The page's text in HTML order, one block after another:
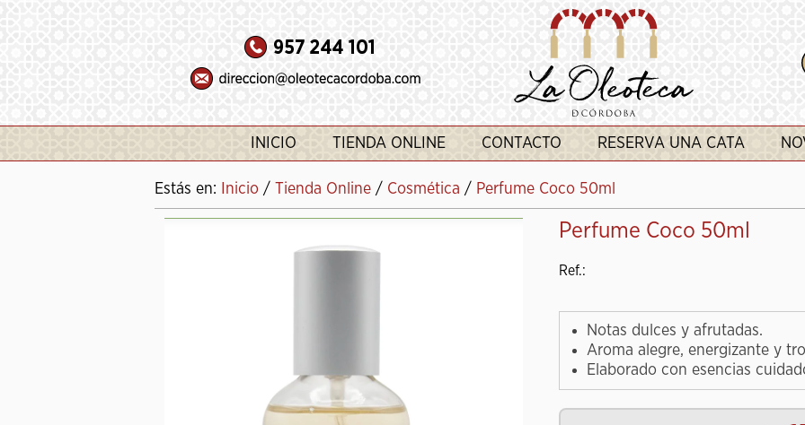
INICIO TIENDA ONLINE CONTACTO RESERVA UNA CATA
Estás en: Inicio / Tienda Online / Cosmética / Perfume Coco 50ml
Perfume Coco 50ml
Ref.:
Notas dulces y afrutadas.
Aroma alegre, energizante y
Elaborado con esencias